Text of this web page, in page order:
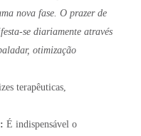
nova fase O prazer de
se diariamente através
otimização
terapêuticas,
É indispensável o